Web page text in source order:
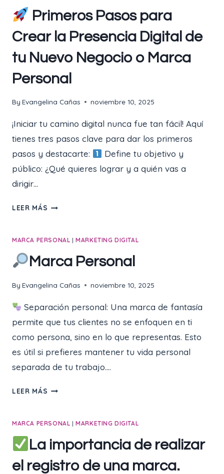
2025.
¿CÓMO
APROVECHARLOS?
Primeros Pasos para
Crear la Presencia Digital de
tu Nuevo Negocio o Marca
Personal
By Evangelina Cañas noviembre 10, 2025
¡Iniciar tu camino digital nunca fue tan fácil! Aquí
tienes tres pasos clave para dar los primeros
pasos y destacarte:
Define tu objetivo y
público: ¿Qué quieres lograr y a quién vas a
dirigir…
LEER MÁS
PARA
LA
DIGITAL
NUEVO
NEGOCIO
O
MARCA PERSONAL |MARKETING DIGITAL
Marca Personal
By Evangelina Cañas noviembre 10, 2025
Separación personal: Una marca de fantasía
permite que tus clientes no se enfoquen en ti
como persona, sino en lo que representas. Esto
es útil si prefieres mantener tu vida personal
separada de tu trabajo….
LEER MÁS
MARCA PERSONAL |MARKETING DIGITAL
La importancia de realizar
el registro de una marca.